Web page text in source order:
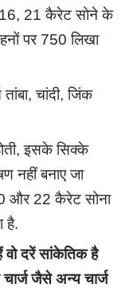
21 कैरेट सोने के
पर 750 लिखा
चांदी, जिंक
इसके सिक्के
नहीं बनाए जा
और 22 कैरेट सोना
है.
वो दरें सांकेतिक है
जैसे अन्य चार्ज